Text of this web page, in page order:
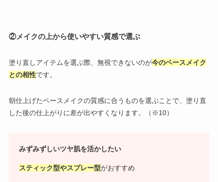
②メイクの上から使いやすい質感で選ぶ
塗り直しアイテムを選ぶ際、無視できないのが今のベースメイク
との相性です。
朝仕上げたベースメイクの質感に合うものを選ぶことで、塗り直
した後の仕上がりに差が出やすくなります。（※10）
みずみずしいツヤ肌を活かしたい
スティック型やスプレー型がおすすめ